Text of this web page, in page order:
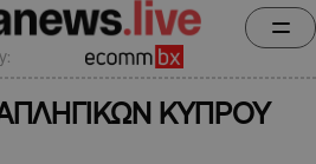
ΚΥΠΡΟΥ